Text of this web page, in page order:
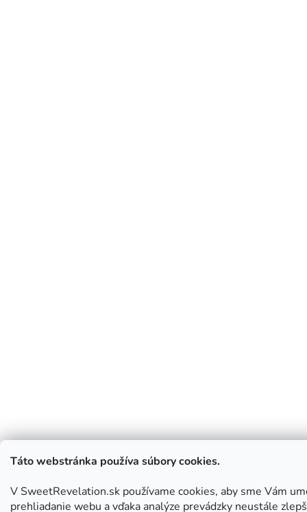
Táto webstránka používa súbory cookies.
V SweetRevelation.sk používame cookies, aby sme Vám
prehliadanie webu a vďaka analýze prevádzky neustále